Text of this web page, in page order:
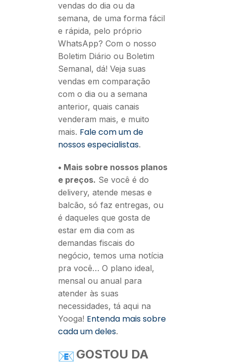
vendas do dia ou da
semana, de uma forma fácil
e rápida, pelo próprio
WhatsApp? Com o nosso
Boletim Diário ou Boletim
Semanal, dá! Veja suas
vendas em comparação
com o dia ou a semana
anterior, quais canais
venderam mais, e muito
mais. Fale com um de
nossos especialistas.
• Mais sobre nossos planos
e preços. Se você é do
delivery, atende mesas e
balcão, só faz entregas, ou
é daqueles que gosta de
estar em dia com as
demandas fiscais do
negócio, temos uma notícia
pra você… O plano ideal,
mensal ou anual para
atender às suas
necessidades, tá aqui na
Yooga! Entenda mais sobre
cada um deles.
GOSTOU DA